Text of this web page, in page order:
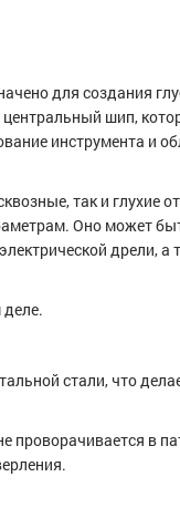
для создания
центральный шип,
инструмента и
так и глухие
Оно может
дрели, а
стали, что
проворачивается в